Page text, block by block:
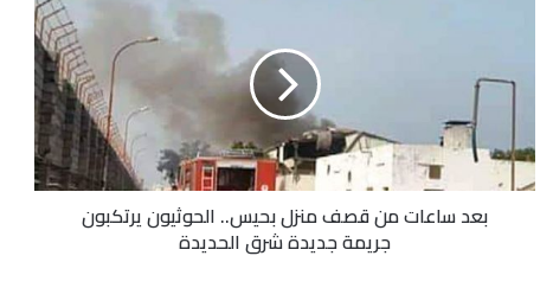
منزل
يرتكبون
جريمة
بعد ساعات من قصف منزل بحيس.. الحوثيون يرتكبون
جريمة جديدة شرق الحديدة